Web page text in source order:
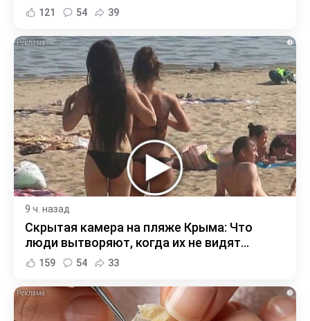
121 54 39
i
9 ч. назад
Скрытая камера на пляже Крыма: Что
люди вытворяют, когда их не видят...
159 54 33
i